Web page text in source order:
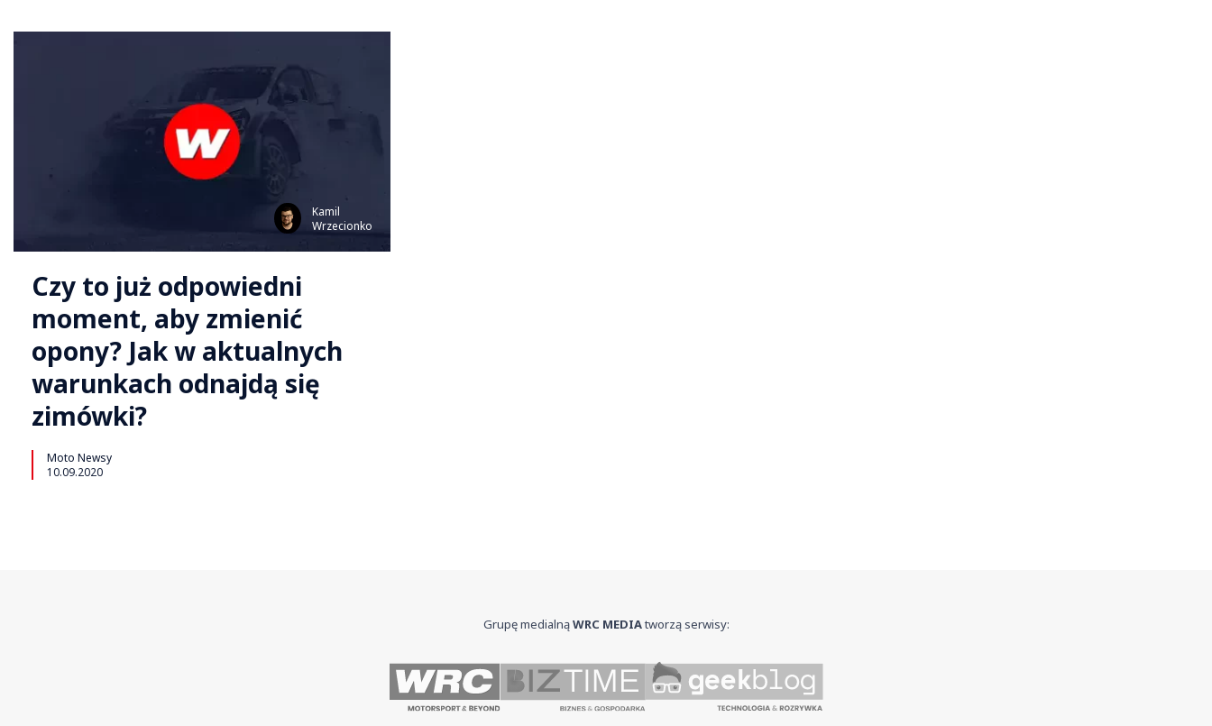
Kamil
Wrzecionko
Czy to już odpowiedni
moment, aby zmienić
opony? Jak w aktualnych
warunkach odnajdą się
zimówki?
Moto Newsy
10.09.2020
Grupę medialnąWRC MEDIAtworzą serwisy: